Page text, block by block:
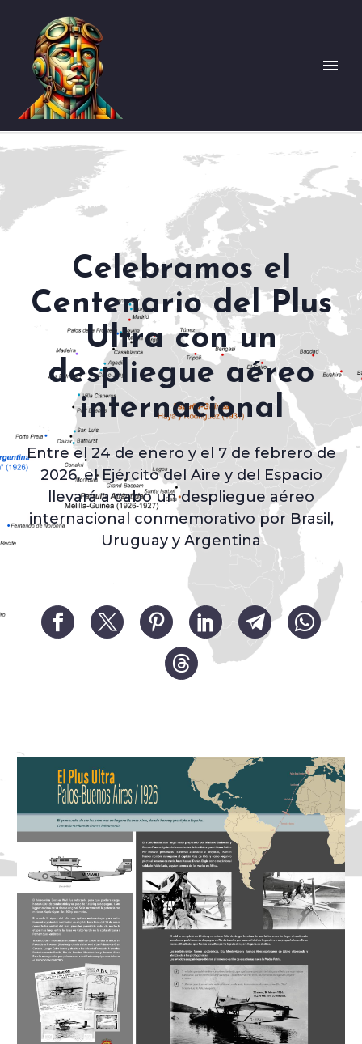
Celebramos el
Centenario del Plus
Ultra con un
despliegue aéreo
internacional
Entre el 24 de enero y el 7 de febrero de
2026, el Ejército del Aire y del Espacio
llevará a cabo un despliegue aéreo
internacional conmemorativo por Brasil,
Uruguay y Argentina